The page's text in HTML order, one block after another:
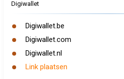
Digiwallet
Digiwallet.be
Digiwallet.com
Digiwallet.nl
Link plaatsen